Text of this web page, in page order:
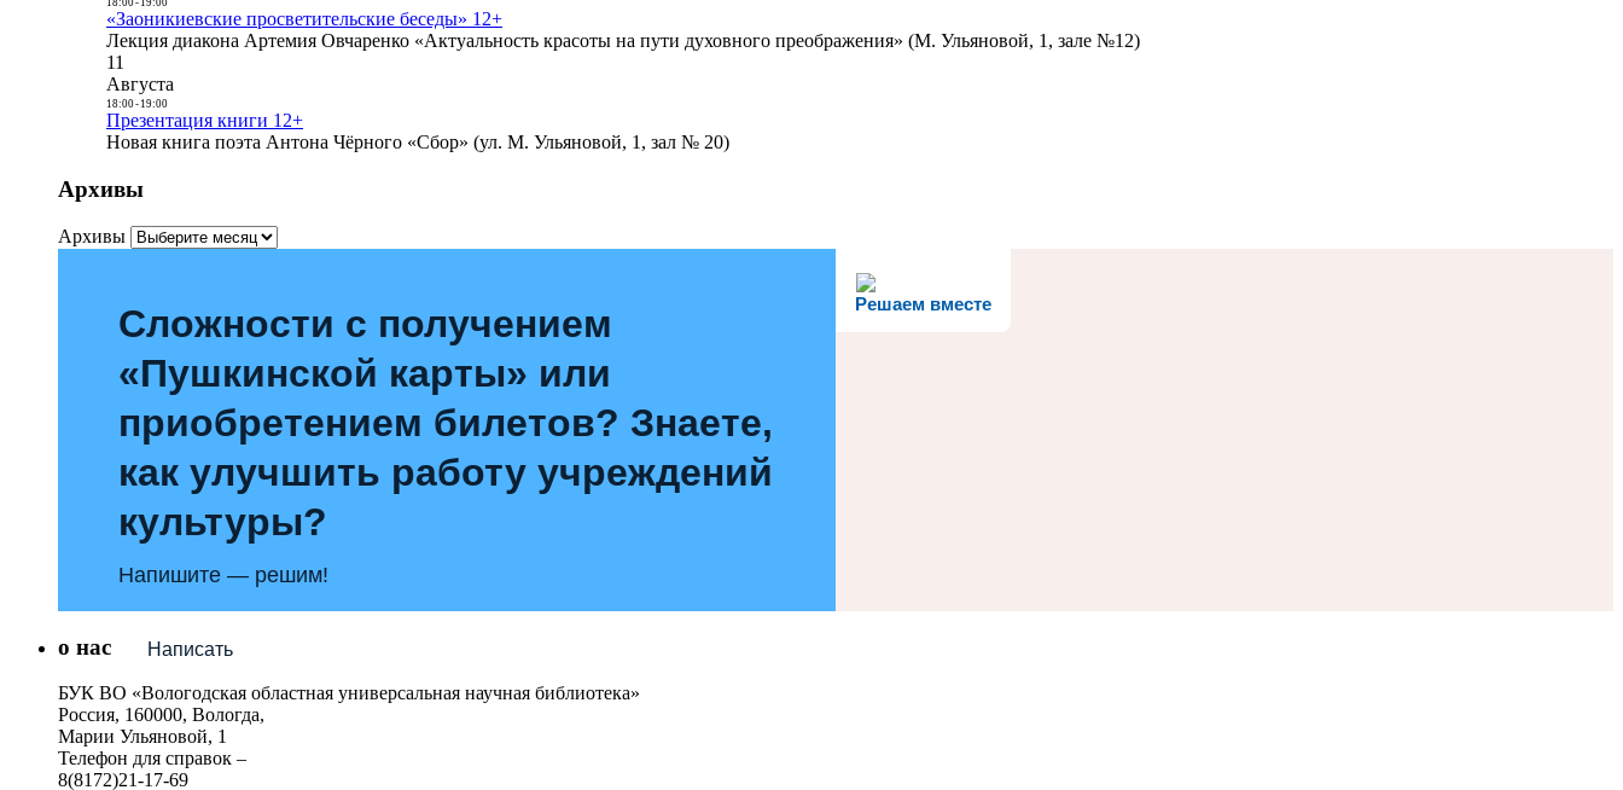
«Заоникиевские просветительские беседы» 12+
Лекция диакона Артемия Овчаренко «Актуальность красоты на пути духовного преображения» (М. Ульяновой, 1, зале №12)
11
Августа
18:00- 19:00
Презентация книги 12+
Новая книга поэта Антона Чёрного «Сбор» (ул. М. Ульяновой, 1, зал № 20)
Архивы
Архивы
Решаем вместе
Сложности с получением
«Пушкинской карты» или
приобретением билетов? Знаете,
как улучшить работу учреждений
культуры?
Напишите — решим!
Написать
о нас
БУК ВО «Вологодская областная универсальная научная библиотека»
Россия, 160000, Вологда,
Марии Ульяновой, 1
Телефон для справок –
8(8172)21-17-69